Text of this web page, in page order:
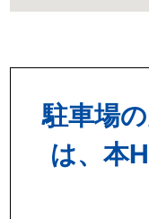
駐車場
は、本